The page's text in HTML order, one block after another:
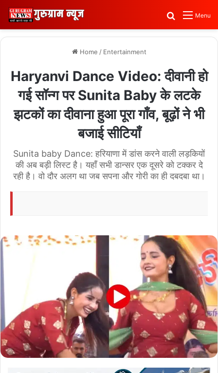
Menu
Search for
Home / Entertainment
Haryanvi Dance Video: दीवानी हो
गई सॉन्ग पर Sunita Baby के लटके
झटकों का दीवाना हुआ पूरा गाँव, बूढ़ों ने भी
बजाई सीटियाँ
Sunita baby Dance: हरियाणा में डांस करने वाली लड़कियों
की अब बड़ी लिस्ट है। यहाँ सभी डान्सर एक दूसरे को टक्कर दे
रही है। वो दौर अलग था जब सपना और गोरी का ही दबदबा था।